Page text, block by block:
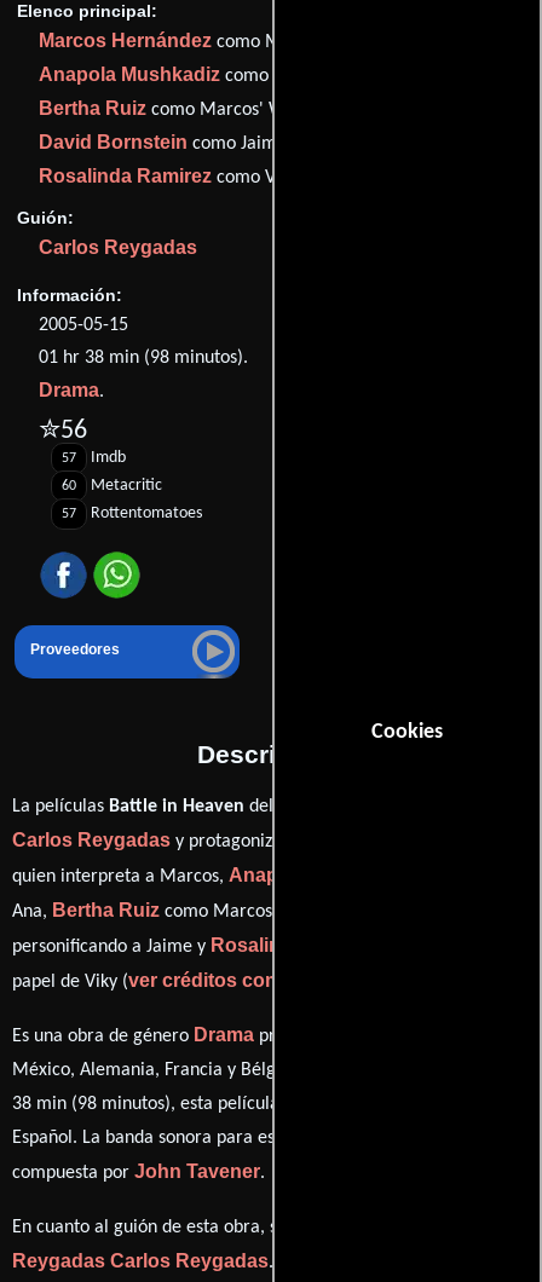
Cookies
Elenco principal:
Marcos Hernández como Marcos
Anapola Mushkadiz como Ana
Bertha Ruiz como Marcos' Wife
David Bornstein como Jaime
Rosalinda Ramirez como Viky
Guión:
Carlos Reygadas
Información:
2005-05-15
01 hr 38 min (98 minutos).
Drama.
✮56
57 Imdb
60 Metacritic
57 Rottentomatoes
Proveedores
Descripción
La películas Battle in Heaven del año 2005, está dirigida por
Carlos Reygadas y protagonizada por
quien interpreta a Marcos, Anapola Mushkadiz
Ana, Bertha Ruiz como Marcos' Wife,
personificando a Jaime y Rosalinda Ramirez
papel de Viky (ver créditos completos
Es una obra de género Drama producida en Países Bajos,
México, Alemania, Francia y Bélgica. Con una duración de 01 hr
38 min (98 minutos), esta película tiene diálogos originales en
Español . La banda sonora para esta producción ha sido
compuesta por John Tavener.
En cuanto al guión de esta obra, se encuentra a cargo de
Reygadas Carlos Reygadas.